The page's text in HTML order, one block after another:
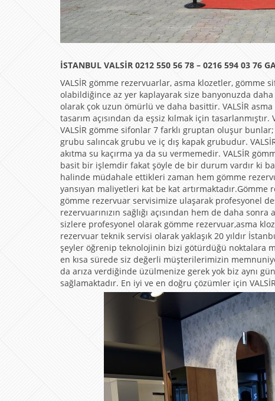
İSTANBUL VALSİR 0212 550 56 78 – 0216 594 03 76
VALSİR gömme rezervuarlar, asma klozetler, gömme
olabildiğince az yer kaplayarak size banyonuzda
olarak çok uzun ömürlü ve daha basittir. VALSİR
tasarım açısından da eşsiz kılmak için
VALSİR gömme sifonlar 7 farklı gruptan oluşur
grubu salıncak grubu ve iç dış kapak grubudur.
akıtma su kaçırma ya da su vermemedir. VALSİR
basit bir işlemdir fakat şöyle de bir durum vardır ki
halinde müdahale ettikleri zaman hem gömme
yansıyan maliyetleri kat be kat
gömme rezervuar servisimize ulaşarak profesyonel
rezervuarınızın sağlığı açısından hem de daha
sizlere profesyonel olarak gömme rezervuar,asma
rezervuar teknik servisi olarak yaklaşık 20 yıldır
şeyler öğrenip teknolojinin bizi götürdüğü noktalara
en kısa sürede siz değerli müşterilerimizin
da arıza verdiğinde üzülmenize gerek yok biz aynı
sağlamaktadır. En iyi ve en doğru çözümler için